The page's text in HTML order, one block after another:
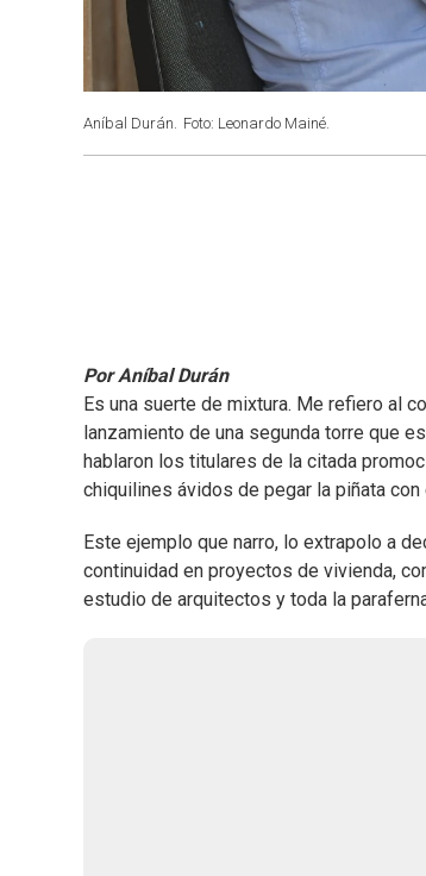
Aníbal Durán. Foto: Leonardo Mainé.
Por Aníbal Durán
Es una suerte de mixtura. Me refiero al
lanzamiento de una segunda torre que
hablaron los titulares de la citada
chiquilines ávidos de pegar la piñata
Este ejemplo que narro, lo extrapolo a
continuidad en proyectos de vivienda,
estudio de arquitectos y toda la